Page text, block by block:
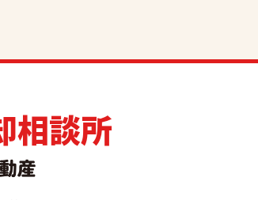
相談所